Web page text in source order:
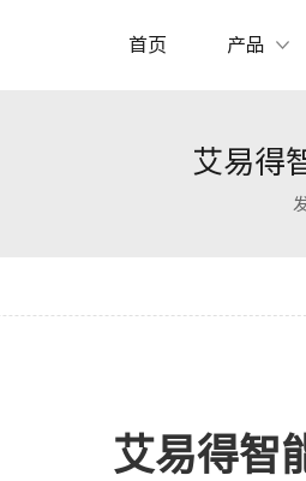
首页 产品
艾易得
艾易得智